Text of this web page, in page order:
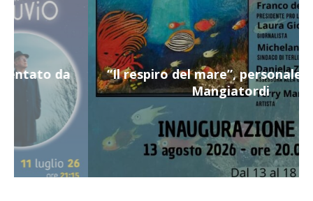
“Il respiro del mare”, personale di Terry
Mangiatordi